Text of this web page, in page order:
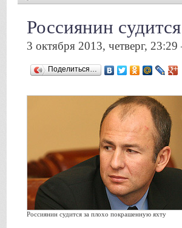
Россиянин
3 октября 2013, четверг,
Поделиться…
Россиянин судится за плохо покрашенную яхту